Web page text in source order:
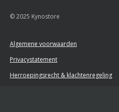
© 2025 Kynostore
Algemene voorwaarden
Privacystatement
Herroepingsrecht & klachtenregeling